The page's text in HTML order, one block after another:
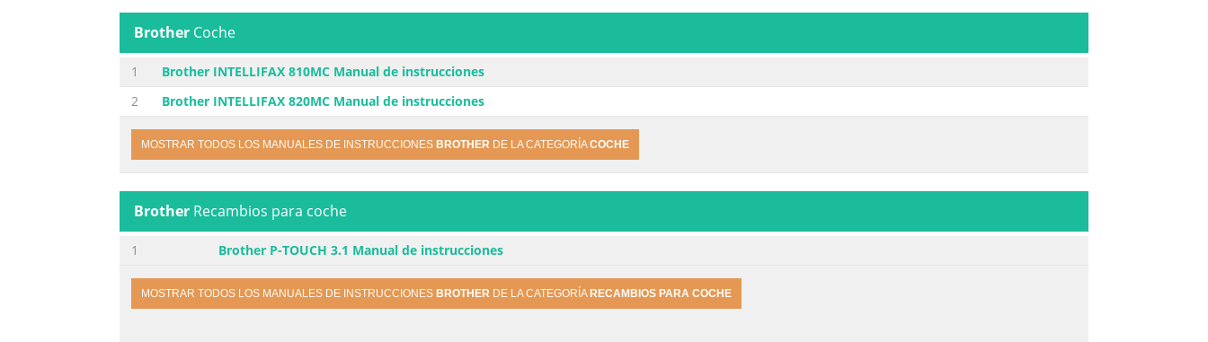
Brother Coche
1
Brother INTELLIFAX 810MC Manual de instrucciones
2
Brother INTELLIFAX 820MC Manual de instrucciones
MOSTRAR TODOS LOS MANUALES DE INSTRUCCIONES BROTHER DE LA CATEGORÍACOCHE
Brother Recambios para coche
1 Brother P-TOUCH 3.1 Manual de instrucciones
MOSTRAR TODOS LOS MANUALES DE INSTRUCCIONES BROTHER DE LA CATEGORÍA RECAMBIOS PARA COCHE